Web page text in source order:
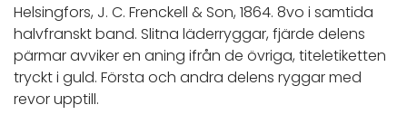
Helsingfors, J. C. Frenckell & Son, 1864. 8vo i samtida
halvfranskt band. Slitna läderryggar, fjärde delens
pärmar avviker en aning ifrån de övriga, titeletiketten
tryckt i guld. Första och andra delens ryggar med
revor upptill.